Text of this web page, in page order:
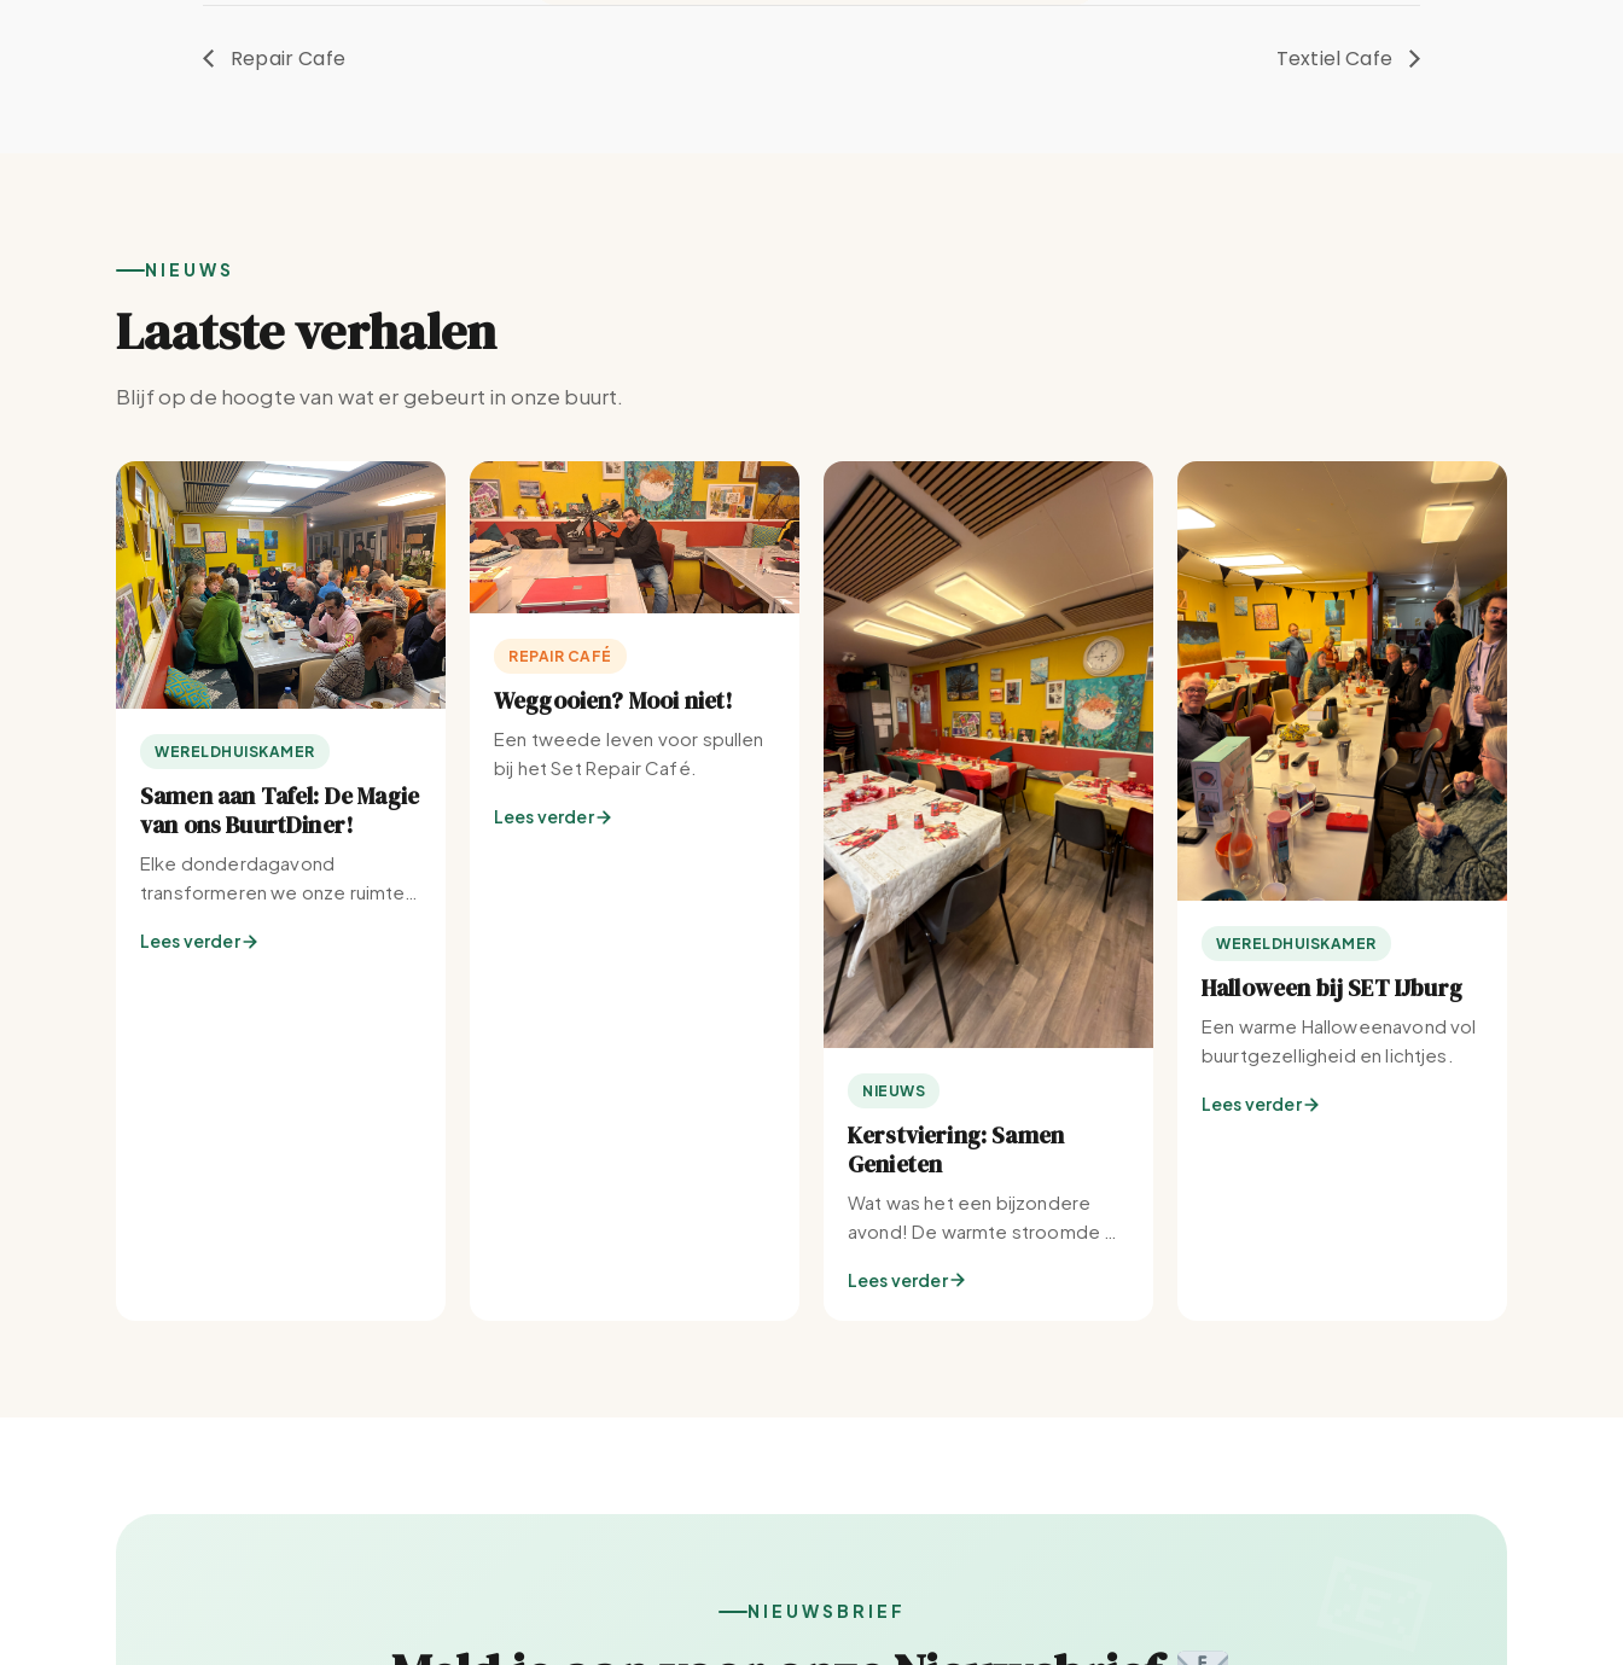
Repair Cafe Textiel Cafe
NIEUWS
Laatste verhalen
Blijf op de hoogte van wat er gebeurt in onze buurt.
WERELDHUISKAMER
Samen aan Tafel: De Magie
van ons BuurtDiner!
Elke donderdagavond
transformeren we onze ruimte
buurt.
Lees verder
REPAIR CAFÉ
Weggooien? Mooi niet!
Een tweede leven voor spullen
bij het Set Repair Café.
Lees verder
NIEUWS
Kerstviering: Samen
Genieten
Wat was het een bijzondere
avond! De warmte stroomde bij
Lees verder
WERELDHUISKAMER
Halloween bij SET IJburg
Een warme Halloweenavond vol
buurtgezelligheid en lichtjes.
Lees verder
NIEUWSBRIEF